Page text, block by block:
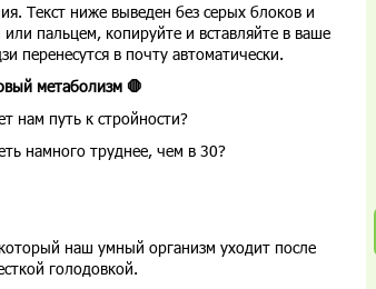
Текст ниже выведен без серых блоков и
пальцем, копируйте и вставляйте в ваше
перенесутся в почту автоматически.
метаболизм 🛑
нам путь к стройности?
намного труднее, чем в 30?
наш умный организм уходит после
голодовкой.